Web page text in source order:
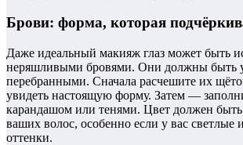
Брови: форма, которая
Даже идеальный макияж глаз может быть
неряшливыми бровями. Они должны быть
перебранными. Сначала расчешите их
увидеть настоящую форму. Затем —
карандашом или тенями. Цвет должен быть
ваших волос, особенно если у вас светлые
оттенки.